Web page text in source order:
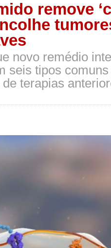
remove
novo remédio
seis tipos
terapias